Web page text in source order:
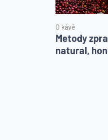
O kávě
Metody
natural,